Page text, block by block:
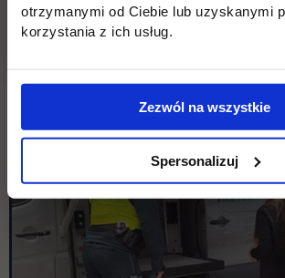
otrzymanymi od Ciebie lub uzyskanymi
korzystania z ich usług.
Zezwól na wszystkie
Spersonalizuj